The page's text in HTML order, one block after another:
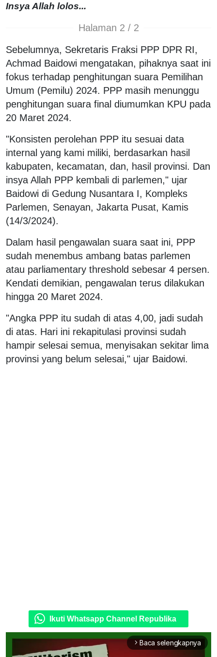
Insya Allah lolos...
Halaman 2 / 2
Sebelumnya, Sekretaris Fraksi PPP DPR RI,
Achmad Baidowi mengatakan, pihaknya saat ini
fokus terhadap penghitungan suara Pemilihan
Umum (Pemilu) 2024. PPP masih menunggu
penghitungan suara final diumumkan KPU pada
20 Maret 2024.
"Konsisten perolehan PPP itu sesuai data
internal yang kami miliki, berdasarkan hasil
kabupaten, kecamatan, dan, hasil provinsi. Dan
insya Allah PPP kembali di parlemen," ujar
Baidowi di Gedung Nusantara I, Kompleks
Parlemen, Senayan, Jakarta Pusat, Kamis
(14/3/2024).
Dalam hasil pengawalan suara saat ini, PPP
sudah menembus ambang batas parlemen
atau parliamentary threshold sebesar 4 persen.
Kendati demikian, pengawalan terus dilakukan
hingga 20 Maret 2024.
"Angka PPP itu sudah di atas 4,00, jadi sudah
di atas. Hari ini rekapitulasi provinsi sudah
hampir selesai semua, menyisakan sekitar lima
provinsi yang belum selesai," ujar Baidowi.
Ikuti Whatsapp Channel Republika
arrow_forward_ios Baca selengkapnya